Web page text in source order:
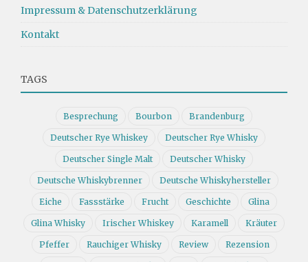
Impressum & Datenschutzerklärung
Kontakt
TAGS
Besprechung Bourbon Brandenburg
Deutscher Rye Whiskey Deutscher Rye Whisky
Deutscher Single Malt Deutscher Whisky
Deutsche Whiskybrenner Deutsche Whiskyhersteller
Eiche Fassstärke Frucht Geschichte Glina
Glina Whisky Irischer Whiskey Karamell Kräuter
Pfeffer Rauchiger Whisky Review Rezension